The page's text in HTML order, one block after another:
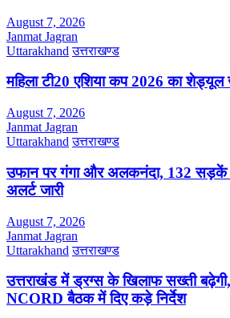
August 7, 2026
Janmat Jagran
Uttarakhand उत्तराखण्ड
महिला टी20 एशिया कप 2026 का शेड्यूल
August 7, 2026
Janmat Jagran
Uttarakhand उत्तराखण्ड
उफान पर गंगा और अलकनंदा, 132 सड़कें
अलर्ट जारी
August 7, 2026
Janmat Jagran
Uttarakhand उत्तराखण्ड
उत्तराखंड में ड्रग्स के खिलाफ सख्ती
NCORD बैठक में दिए कड़े निर्देश